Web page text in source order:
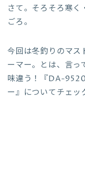
さて。そろそろ寒く
ごろ。
今回は冬釣りのマス
ーマー。とは、言っ
味違う！『DA-
ー』についてチェッ